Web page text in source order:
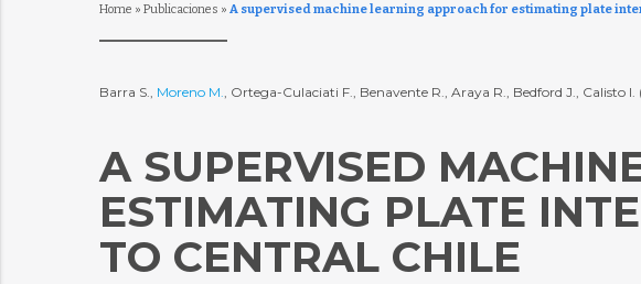
Home » Publicaciones » A supervised machine learning approach for estimating plate
Barra S., Moreno M., Ortega-Culaciati F., Benavente R., Araya R., Bedford J., Calisto I.
A SUPERVISED
ESTIMATING PLATE
TO CENTRAL CHILE